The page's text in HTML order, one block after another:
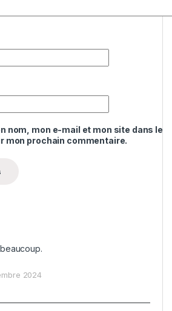
nom, mon e-mail et mon site dans le
mon prochain commentaire.
2024